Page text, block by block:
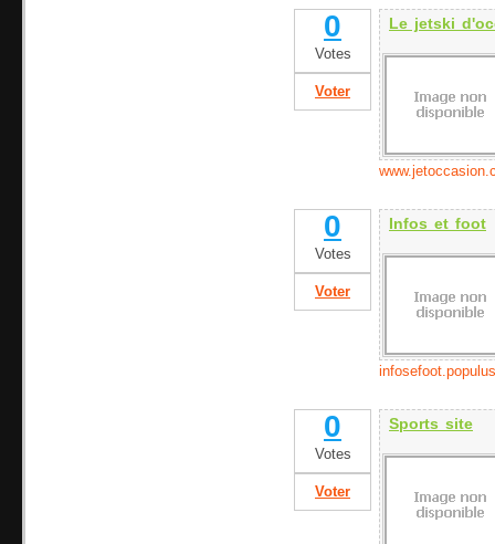
0
Votes
Voter
Le jetski
0
Votes
Voter
Infos et foot
0
Votes
Voter
Sports site